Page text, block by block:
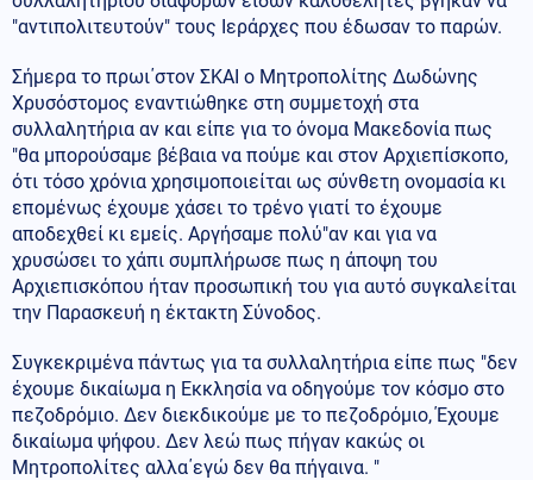
"αντιπολιτευτούν" τους Ιεράρχες που έδωσαν το παρών.
Σήμερα το πρωι΄στον ΣΚΑΙ ο Μητροπολίτης Δωδώνης
Χρυσόστομος εναντιώθηκε στη συμμετοχή στα
συλλαλητήρια αν και είπε για το όνομα Μακεδονία πως
"θα μπορούσαμε βέβαια να πούμε και στον Αρχιεπίσκοπο,
ότι τόσο χρόνια χρησιμοποιείται ως σύνθετη ονομασία κι
επομένως έχουμε χάσει το τρένο γιατί το έχουμε
αποδεχθεί κι εμείς. Αργήσαμε πολύ"αν και για να
χρυσώσει το χάπι συμπλήρωσε πως η άποψη του
Αρχιεπισκόπου ήταν προσωπική του για αυτό συγκαλείται
την Παρασκευή η έκτακτη Σύνοδος.
Συγκεκριμένα πάντως για τα συλλαλητήρια είπε πως "δεν
έχουμε δικαίωμα η Εκκλησία να οδηγούμε τον κόσμο στο
πεζοδρόμιο. Δεν διεκδικούμε με το πεζοδρόμιο, Έχουμε
δικαίωμα ψήφου. Δεν λεώ πως πήγαν κακώς οι
Μητροπολίτες αλλα΄εγώ δεν θα πήγαινα. "